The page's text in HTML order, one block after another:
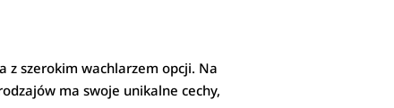
z szerokim wachlarzem opcji. Na
ma swoje unikalne cechy,